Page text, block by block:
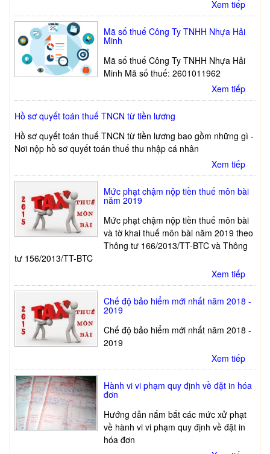
Xem tiếp
Mã số thuế Công Ty TNHH Nhựa Hải
Minh
Mã số thuế Công Ty TNHH Nhựa Hải
Minh Mã số thuế: 2601011962
Xem tiếp
Hồ sơ quyết toán thuế TNCN từ tiền lương
Hồ sơ quyết toán thuế TNCN từ tiền lương bao gồm những gì -
Nơi nộp hồ sơ quyết toán thuế thu nhập cá nhân
Xem tiếp
Mức phạt chậm nộp tiền thuế môn bài
năm 2019
Mức phạt chậm nộp tiền thuế môn bài
và tờ khai thuế môn bài năm 2019 theo
Thông tư 166/2013/TT-BTC và Thông
tư 156/2013/TT-BTC
Xem tiếp
Chế độ bảo hiểm mới nhất năm 2018 -
2019
Chế độ bảo hiểm mới nhất năm 2018 -
2019
Xem tiếp
Hành vi vi phạm quy định về đặt in hóa
đơn
Hướng dẫn nắm bắt các mức xử phạt
về hành vi vi phạm quy định về đặt in
hóa đơn